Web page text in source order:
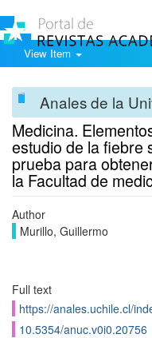
View Item
Anales de la
Medicina.
estudio de la fiebre
prueba para
la Facultad de
Author
Murillo, Guillermo
Full text
https://anales.uchile.cl/
10.5354/anuc.v0i0.20756